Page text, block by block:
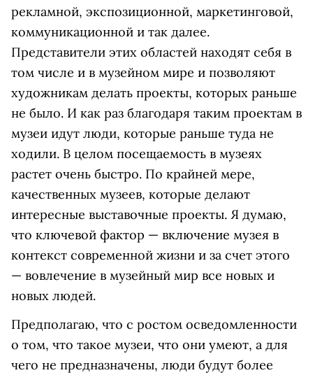
рекламной, экспозиционной, маркетинговой,
коммуникационной и так далее.
Представители этих областей находят себя в
том числе и в музейном мире и позволяют
художникам делать проекты, которых раньше
не было. И как раз благодаря таким проектам в
музеи идут люди, которые раньше туда не
ходили. В целом посещаемость в музеях
растет очень быстро. По крайней мере,
качественных музеев, которые делают
интересные выставочные проекты. Я думаю,
что ключевой фактор — включение музея в
контекст современной жизни и за счет этого
— вовлечение в музейный мир все новых и
новых людей.
Предполагаю, что с ростом осведомленности
о том, что такое музеи, что они умеют, а для
чего не предназначены, люди будут более